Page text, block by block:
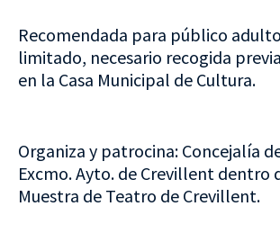
Recomendada para público
limitado, necesario recogida
en la Casa Municipal de Cultura.
Organiza y patrocina: Concejalía
Excmo. Ayto. de Crevillent dentro
Muestra de Teatro de Crevillent.